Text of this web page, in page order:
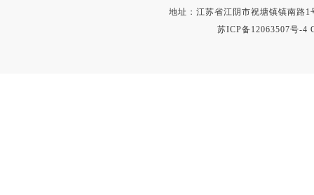
地址：江苏省江阴市祝塘镇镇南路
苏ICP备12063507号-4